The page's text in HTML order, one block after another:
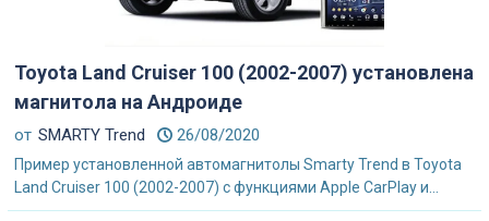
Toyota Land Cruiser 100 (2002-2007) установлена
магнитола на Андроиде
от SMARTY Trend 26/08/2020
Пример установленной автомагнитолы Smarty Trend в Toyota
Land Cruiser 100 (2002-2007) с функциями Apple CarPlay и...